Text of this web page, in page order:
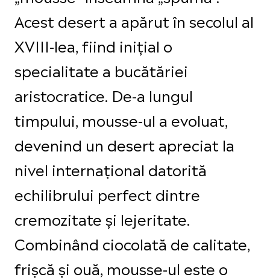
Acest desert a apărut în secolul al
XVIII-lea, fiind inițial o
specialitate a bucătăriei
aristocratice. De-a lungul
timpului, mousse-ul a evoluat,
devenind un desert apreciat la
nivel internațional datorită
echilibrului perfect dintre
cremozitate și lejeritate.
Combinând ciocolată de calitate,
frișcă și ouă, mousse-ul este o